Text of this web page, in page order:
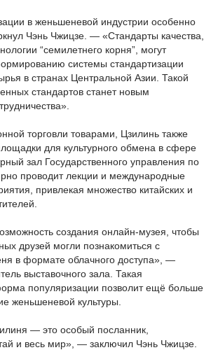
в женьшеневой индустрии особенно
Чэнь Чжицзе. — «Стандарты качества,
“семилетнего корня”, могут
системы стандартизации
в странах Центральной Азии. Такой
стандартов станет новым
торговли товарами, Цзилинь также
для культурного обмена в сфере
зал Государственного управления по
проводит лекции и международные
привлекая множество китайских и
создания онлайн-музея, чтобы
друзей могли познакомиться с
в формате облачного доступа», —
выставочного зала. Такая
популяризации позволит ещё больше
женьшеневой культуры.
— это особый посланник,
и весь мир», — заключил Чэнь Чжицзе.